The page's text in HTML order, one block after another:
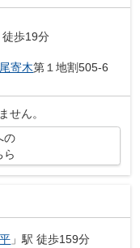
徒歩19分
寄木第１地割505-6
せん。
の
ら
」駅 徒歩159分